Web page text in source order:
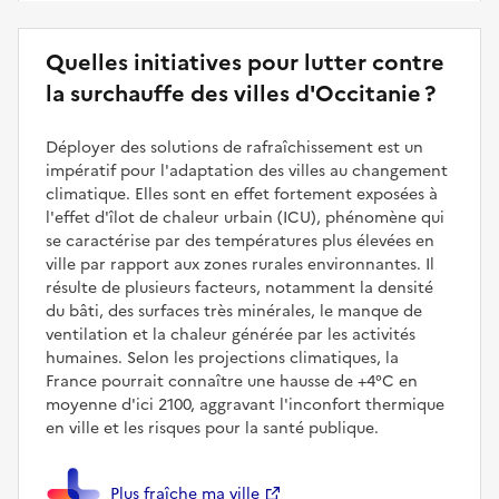
Quelles initiatives pour lutter contre
la surchauffe des villes d'Occitanie ?
Déployer des solutions de rafraîchissement est un
impératif pour l'adaptation des villes au changement
climatique. Elles sont en effet fortement exposées à
l'effet d'îlot de chaleur urbain (ICU), phénomène qui
se caractérise par des températures plus élevées en
ville par rapport aux zones rurales environnantes. Il
résulte de plusieurs facteurs, notamment la densité
du bâti, des surfaces très minérales, le manque de
ventilation et la chaleur générée par les activités
humaines. Selon les projections climatiques, la
France pourrait connaître une hausse de +4°C en
moyenne d'ici 2100, aggravant l'inconfort thermique
en ville et les risques pour la santé publique.
Plus fraîche ma ville